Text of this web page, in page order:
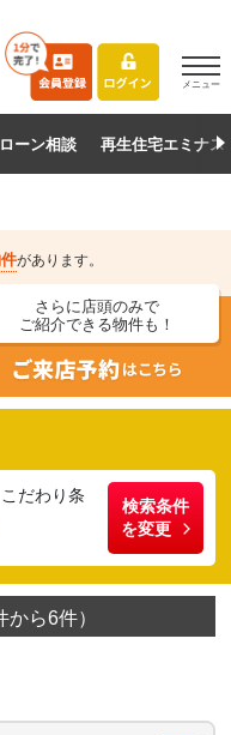
メニュー
ーン相談 再生住宅エミナス
があります。
さらに店頭のみで
ご紹介できる物件も！
こだわり条
検索条件
を変更
から6件）